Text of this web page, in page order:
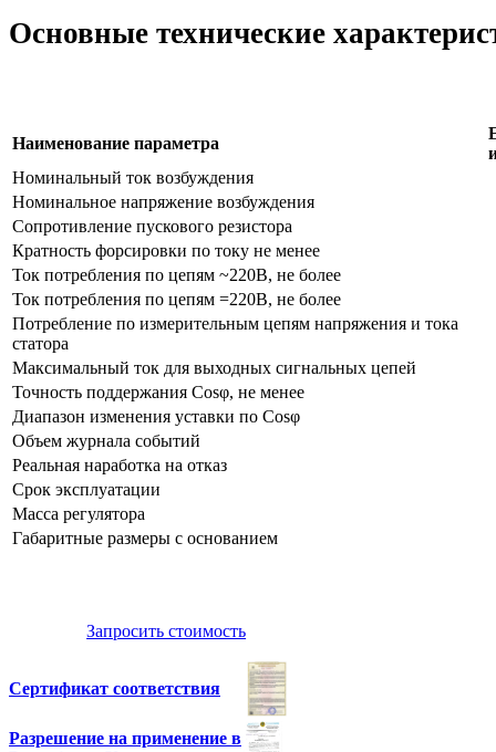
Основные технические
Наименование параметра
Номинальный ток возбуждения
Номинальное напряжение возбуждения
Сопротивление пускового резистора
Кратность форсировки по току не менее
Ток потребления по цепям ~220В, не более
Ток потребления по цепям =220В, не более
Потребление по измерительным цепям напряжения и тока
статора
Максимальный ток для выходных сигнальных цепей
Точность поддержания Cosφ, не менее
Диапазон изменения уставки по Cosφ
Объем журнала событий
Реальная наработка на отказ
Срок эксплуатации
Масса регулятора
Габаритные размеры с основанием
Запросить стоимость
Сертификат соответствия
Разрешение на применение в